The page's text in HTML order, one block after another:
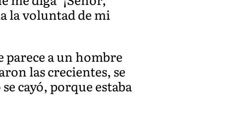
la voluntad de mi
parece a un hombre
las crecientes, se
cayó, porque estaba